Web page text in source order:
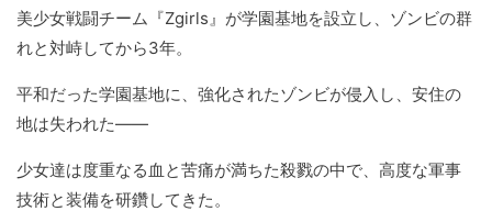
美少女戦闘チーム『Zgirls』が学園基地を設立し、ゾンビの群
れと対峙してから3年。
平和だった学園基地に、強化されたゾンビが侵入し、安住の
地は失われた――
少女達は度重なる血と苦痛が満ちた殺戮の中で、高度な軍事
技術と装備を研鑽してきた。